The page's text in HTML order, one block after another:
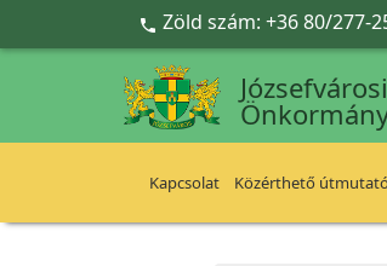
Ugrás a fő tartalomra
 Zöld szám: +36 80/277-
Józsefvárosi
Kapcsolat Közérthető